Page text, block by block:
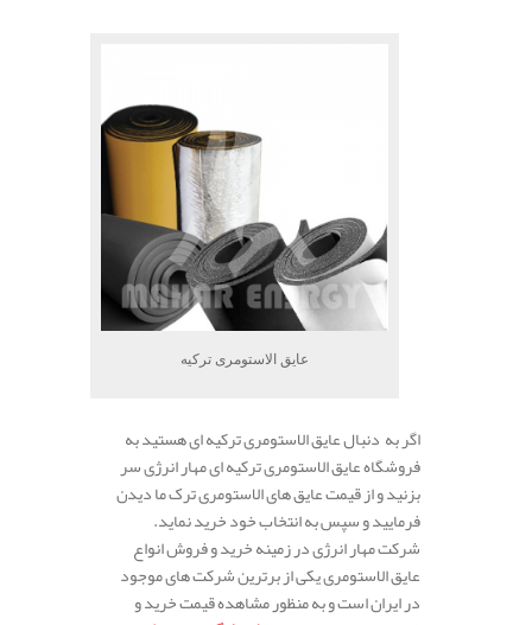
عایق الاستومری ترکیه
اگر به دنبال عایق الاستومری ترکیه ای هستید به
فروشگاه عایق الاستومری ترکیه ای مهار انرژی سر
بزنید و از قیمت عایق های الاستومری ترک ما دیدن
فرمایید و سپس به انتخاب خود خرید نماید.
شرکت مهار انرژی در زمینه خرید و فروش انواع
عایق الاستومری یکی از برترین شرکت های موجود
در ایران است و به منظور مشاهده قیمت خرید و